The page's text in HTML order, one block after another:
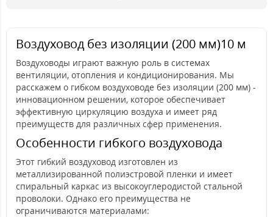
Воздуховод без изоляции (200 мм)10 м
Воздуховоды играют важную роль в системах
вентиляции, отопления и кондиционирования. Мы
расскажем о гибком воздуховоде без изоляции (200 мм) -
инновационном решении, которое обеспечивает
эффективную циркуляцию воздуха и имеет ряд
преимуществ для различных сфер применения.
Особенности гибкого воздуховода
Этот гибкий воздуховод изготовлен из
металлизированной полиэстровой пленки и имеет
спиральный каркас из высокоуглеродистой стальной
проволоки. Однако его преимущества не
ограничиваются материалами: